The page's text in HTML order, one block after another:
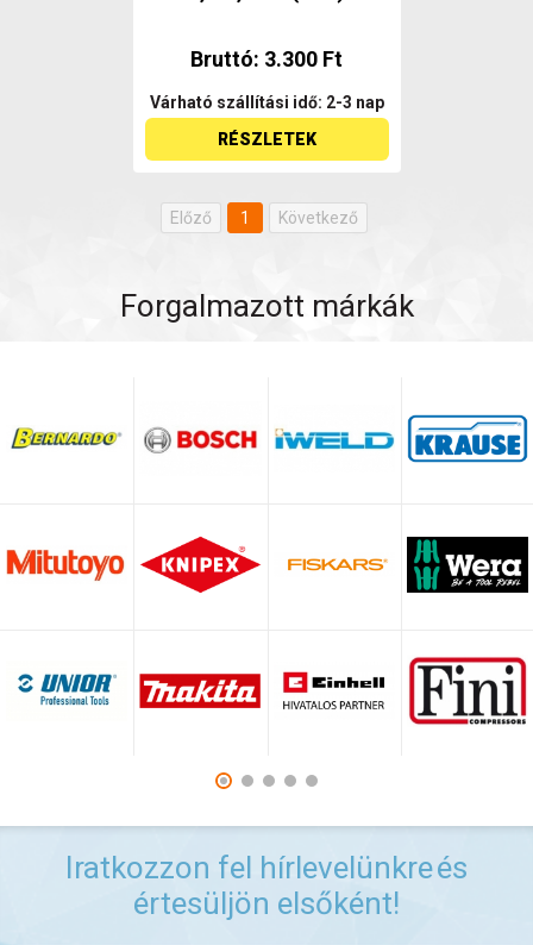
Bruttó: 3.300 Ft
Várható szállítási idő: 2-3 nap
RÉSZLETEK
Előző 1 Következő
Forgalmazott márkák
Iratkozzon fel hírlevelünkreés
értesüljön elsőként!